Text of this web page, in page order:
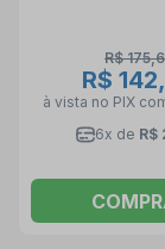
R$
R$
à vista no PIX
6x de R$